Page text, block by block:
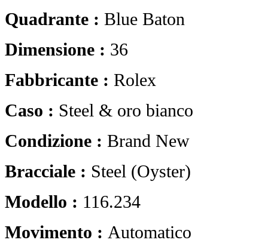
Quadrante : Blue Baton
Dimensione : 36
Fabbricante : Rolex
Caso : Steel & oro bianco
Condizione : Brand New
Bracciale : Steel (Oyster)
Modello : 116.234
Movimento : Automatico